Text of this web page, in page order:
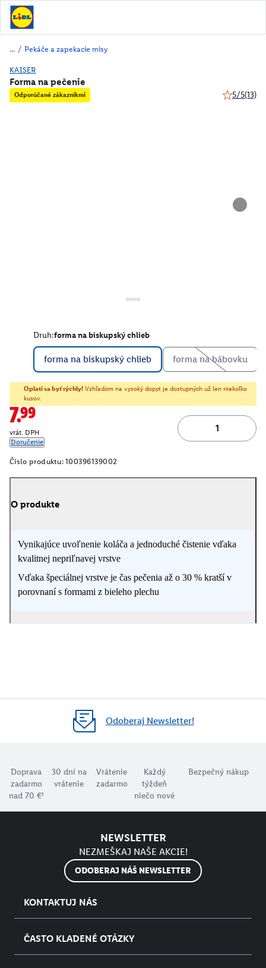
/ Pekáče a zapekacie misy
KAISER
Forma na pečenie
Odporúčané zákazníkmi 5/5(13)
Druh:forma na biskupský chlieb
forma na biskupský chlieb forma na bábovku
Oplatí sa byť rýchly! Vzhľadom na vysoký dopyt je dostupných už len niekoľko
kusov.
7.99
vrát. DPH
Doručenie
Číslo produktu: 100396139002
O produkte
Vynikajúce uvoľnenie koláča a jednoduché čistenie vďaka
kvalitnej nepriľnavej vrstve
Vďaka špeciálnej vrstve je čas pečenia až o 30 % kratší v
porovnaní s formami z bieleho plechu
Odoberaj Newsletter!
Doprava
zadarmo
nad 70 €¹
30 dní na
vrátenie
Vrátenie
zadarmo
Každý
týždeň
niečo nové
Bezpečný nákup
NEWSLETTER
NEZMEŠKAJ NAŠE AKCIE!
ODOBERAJ NÁŠ NEWSLETTER
KONTAKTUJ NÁS
ČASTO KLADENÉ OTÁZKY